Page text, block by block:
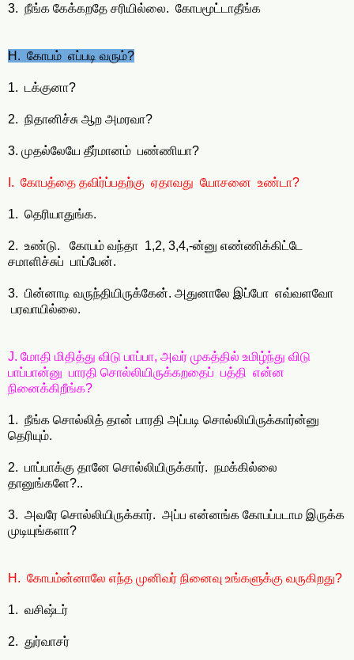
3. நீங்க கேக்கறதே சரியில்லை. கோபமூட்டாதீங்க
H. கோபம் எப்படி வரும்?
1. டக்குனா?
2. நிதானிச்சு ஆற அமரவா?
3. முதல்லேயே தீர்மானம் பண்ணியா?
I. கோபத்தை தவிர்ப்பதற்கு ஏதாவது யோசனை உண்டா?
1. தெரியாதுங்க.
2. உண்டு. கோபம் வந்தா 1,2, 3,4,-ன்னு எண்ணிக்கிட்டே
சமாளிச்சுப் பாப்பேன்.
3. பின்னாடி வருந்தியிருக்கேன். அதுனாலே இப்போ எவ்வளவோ
பரவாயில்லை.
J. மோதி மிதித்து விடு பாப்பா, அவர் முகத்தில் உமிழ்ந்து விடு
பாப்பான்னு பாரதி சொல்லியிருக்கறதைப் பத்தி என்ன
நினைக்கிறீங்க?
1. நீங்க சொல்லித் தான் பாரதி அப்படி சொல்லியிருக்கார்ன்னு
தெரியும்.
2. பாப்பாக்கு தானே சொல்லியிருக்கார். நமக்கில்லை
தானுங்களே?..
3. அவரே சொல்லியிருக்கார். அப்ப என்னங்க கோபப்படாம இருக்க
முடியுங்களா?
H. கோபம்ன்னாலே எந்த முனிவர் நினைவு உங்களுக்கு வருகிறது?
1. வசிஷ்டர்
2. துர்வாசர்